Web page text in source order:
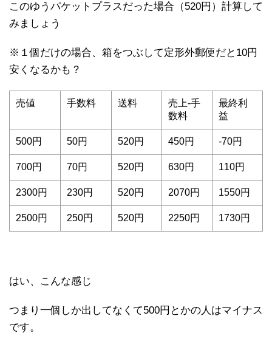
このゆうパケットプラスだった場合（520円）計算して
みましょう
※１個だけの場合、箱をつぶして定形外郵便だと10円
安くなるかも？
売値 手数料 送料
売上-手
数料
最終利
益
500円 50円 520円 450円 -70円
700円 70円 520円 630円 110円
2300円 230円 520円 2070円 1550円
2500円 250円 520円 2250円 1730円
はい、こんな感じ
つまり一個しか出してなくて500円とかの人はマイナス
です。